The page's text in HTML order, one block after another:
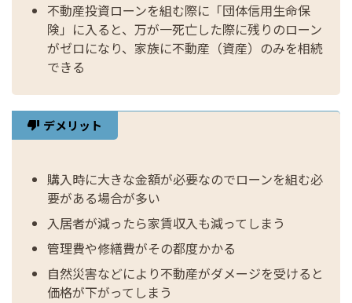
不動産投資ローンを組む際に「団体信用生命保
険」に入ると、万が一死亡した際に残りのローン
がゼロになり、家族に不動産（資産）のみを相続
できる
デメリット
購入時に大きな金額が必要なのでローンを組む必
要がある場合が多い
入居者が減ったら家賃収入も減ってしまう
管理費や修繕費がその都度かかる
自然災害などにより不動産がダメージを受けると
価格が下がってしまう